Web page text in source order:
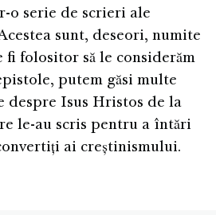
o serie de scrieri ale
sunt, deseori, numite
fi folositor să le considerăm
putem găsi multe
despre Isus Hristos de la
le-au scris pentru a întări
ai creștinismului.